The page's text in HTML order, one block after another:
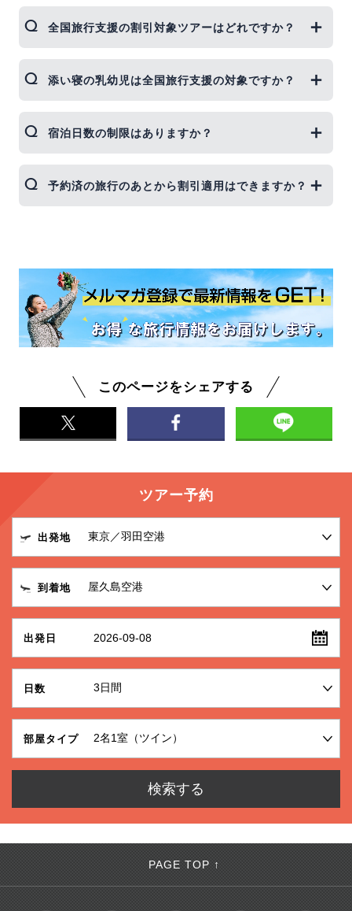
に全国旅行支援の補助が自動で適用されます。予約
を進めながら利用できる補助額がすぐ反映されるの
ので便利です。
全国旅行支援の割引対象ツアーはどれですか？
添い寝の乳幼児は全国旅行支援の対象ですか？
す。 ご予約の際には、旅行者として同行する乳幼児
の情報を忘れずにご登録お願いします。
宿泊日数の制限はありますか？
リップツアーでは4泊5日までのツアーのご予約とな
りますので、1度にご予約頂ける日数のツアーは全
予約済の旅行のあとから割引適用はできますか？
きません。
既に予約済で、全国旅行支援適用をご希望のお客様
は、ご予約済みのツアーをキャンセルしていただ
き、全国旅行支援対象プランにて再度ご予約をお願
い致します。
このページをシェアする
ツアー予約
出発地
到着地
出発日 2026-09-08
日数
部屋タイプ
PAGE TOP ↑